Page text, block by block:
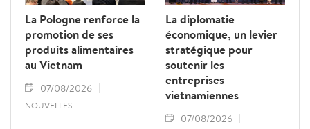
La Pologne renforce la
promotion de ses
produits alimentaires
au Vietnam
07/08/2026
NOUVELLES
La diplomatie
économique, un levier
stratégique pour
soutenir les
entreprises
vietnamiennes
07/08/2026